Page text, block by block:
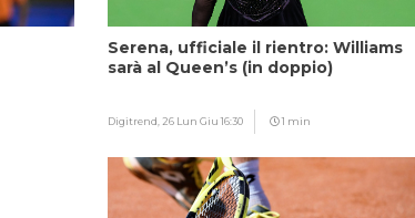
Serena, ufficiale il rientro: Williams
sarà al Queen’s (in doppio)
Digitrend, 26 Lun Giu 16:30 1 min